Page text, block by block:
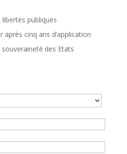
libertés publiques
après cinq ans d’application
souveraineté des Etats